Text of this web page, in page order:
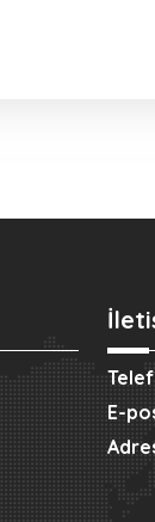
E-